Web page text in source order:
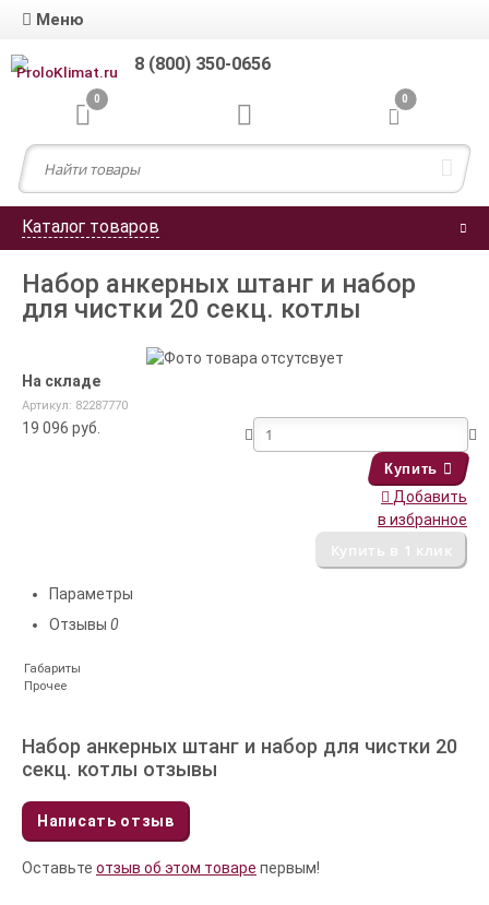
Меню
8 (800) 350-0656
0 0
Каталог товаров
Набор анкерных штанг и набор
для чистки 20 секц. котлы
На складе
Артикул: 82287770
19 096 руб.
Купить
Добавить
в избранное
Параметры
Отзывы 0
Габариты
Прочее
Набор анкерных штанг и набор для чистки 20
секц. котлы отзывы
Написать отзыв
Оставьте отзыв об этом товаре первым!